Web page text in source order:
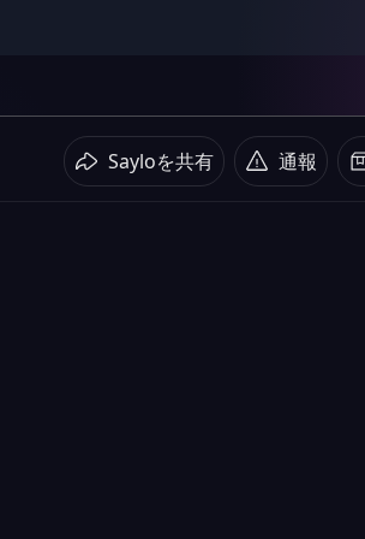
Sayloを共有 通報